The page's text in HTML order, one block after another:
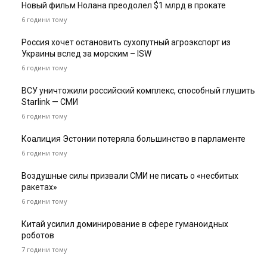
Новый фильм Нолана преодолел $1 млрд в прокате
6 години тому
Россия хочет остановить сухопутный агроэкспорт из
Украины вслед за морским – ISW
6 години тому
ВСУ уничтожили российский комплекс, способный глушить
Starlink — СМИ
6 години тому
Коалиция Эстонии потеряла большинство в парламенте
6 години тому
Воздушные силы призвали СМИ не писать о «несбитых
ракетах»
6 години тому
Китай усилил доминирование в сфере гуманоидных
роботов
7 години тому